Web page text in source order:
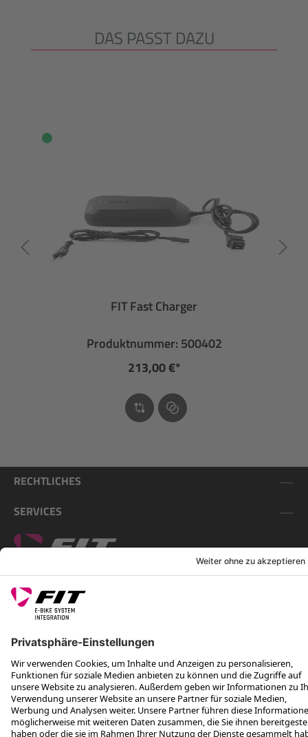
Produktgalerie überspringen
DAS PASST DAZU
FIT Fast Charger
Produktnummer: 500402
213,00 €*
RECHTLICHES
SERVICES
*Unverbindliche Preisempfehlung inkl. MwSt. zzgl. Versandkosten
Rotax Bike Technology AG © 2025